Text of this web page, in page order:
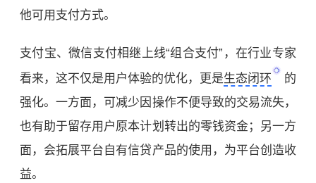
他可用支付方式。
支付宝、微信支付相继上线“组合支付”，在行业专家
看来，这不仅是用户体验的优化，更是生态闭环
的
强化。一方面，可减少因操作不便导致的交易流失，
也有助于留存用户原本计划转出的零钱资金；另一方
面，会拓展平台自有信贷产品的使用，为平台创造收
益。